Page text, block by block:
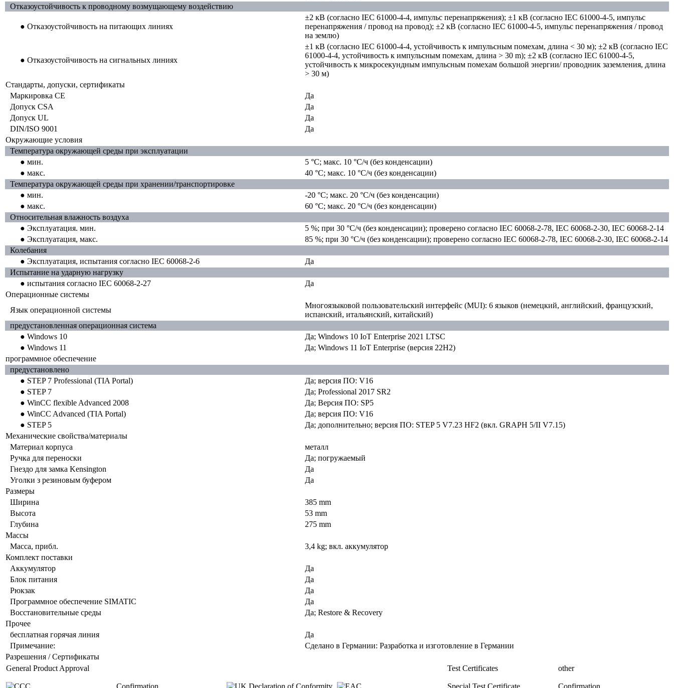
Отказоустойчивость к проводному возмущающему воздействию
● Отказоустойчивость на питающих линиях
±2 кВ (согласно IEC 61000-4-4, импульс перенапряжения); ±1 кВ (согласно IEC 61000-4-5, импульс
перенапряжения / провод на провод); ±2 кВ (согласно IEC 61000-4-5, импульс перенапряжения / провод
на землю)
● Отказоустойчивость на сигнальных линиях
±1 кВ (согласно IEC 61000-4-4, устойчивость к импульсным помехам, длина < 30 м); ±2 кВ (согласно IEC
61000-4-4, устойчивость к импульсным помехам, длина > 30 m); ±2 кВ (согласно IEC 61000-4-5,
устойчивость к микросекундным импульсным помехам большой энергии/ проводник заземления, длина
> 30 м)
Стандарты, допуски, сертификаты
Маркировка CE
Да
Допуск CSA
Да
Допуск UL
Да
DIN/ISO 9001
Да
Окружающие условия
Температура окружающей среды при эксплуатации
● мин.
5 °C; макс. 10 °C/ч (без конденсации)
● макс.
40 °C; макс. 10 °C/ч (без конденсации)
Температура окружающей среды при хранении/транспортировке
● мин.
-20 °C; макс. 20 °C/ч (без конденсации)
● макс.
60 °C; макс. 20 °C/ч (без конденсации)
Относительная влажность воздуха
● Эксплуатация. мин.
5 %; при 30 °C/ч (без конденсации); проверено согласно IEC 60068-2-78, IEC 60068-2-30, IEC 60068-2-14
● Эксплуатация, макс.
85 %; при 30 °C/ч (без конденсации); проверено согласно IEC 60068-2-78, IEC 60068-2-30, IEC 60068-2-14
Колебания
● Эксплуатация, испытания согласно IEC 60068-2-6
Да
Испытание на ударную нагрузку
● испытания согласно IEC 60068-2-27
Да
Операционные системы
Язык операционной системы
Многоязыковой пользовательский интерфейс (MUI): 6 языков (немецкий, английский, французский,
испанский, итальянский, китайский)
предустановленная операционная система
● Windows 10
Да; Windows 10 IoT Enterprise 2021 LTSC
● Windows 11
Да; Windows 11 IoT Enterprise (версия 22H2)
программное обеспечение
предустановлено
● STEP 7 Professional (TIA Portal)
Да; версия ПО: V16
● STEP 7
Да; Professional 2017 SR2
● WinCC flexible Advanced 2008
Да; Версия ПО: SP5
● WinCC Advanced (TIA Portal)
Да; версия ПО: V16
● STEP 5
Да; дополнительно; версия ПО: STEP 5 V7.23 HF2 (вкл. GRAPH 5/II V7.15)
Механические свойства/материалы
Материал корпуса
металл
Ручка для переноски
Да; погружаемый
Гнездо для замка Kensington
Да
Уголки з резиновым буфером
Да
Размеры
Ширина
385 mm
Высота
53 mm
Глубина
275 mm
Массы
Масса, прибл.
3,4 kg; вкл. аккумулятор
Комплект поставки
Аккумулятор
Да
Блок питания
Да
Рюкзак
Да
Программное обеспечение SIMATIC
Да
Восстановительные среды
Да; Restore & Recovery
Прочее
бесплатная горячая линия
Да
Примечание:
Сделано в Германии: Разработка и изготовление в Германии
Разрешения / Сертификаты
General Product Approval
Test Certificates other
Confirmation Special Test Certificate Confirmation